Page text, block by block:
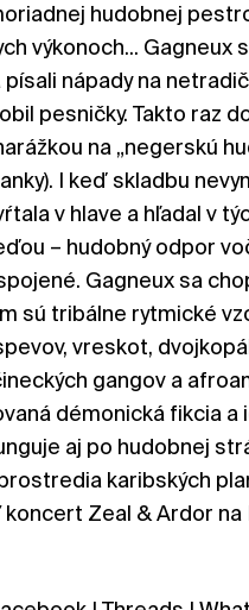
hudobnej
výkonoch... Gagneux
nápady na
pesničky. Takto raz
na „negerskú
I keď skladbu
v hlave a hľadal v
– hudobný odpor
Gagneux sa
sú tribálne rytmické
vreskot,
gangov a
démonická fikcia a
aj po hudobnej
karibských
Zeal & Ardor na